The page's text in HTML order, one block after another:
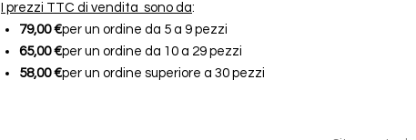
I prezzi TTC di vendita sono da:
79,00 €per un ordine da 5 a 9 pezzi
65,00 €per un ordine da 10 a 29 pezzi
58,00 €per un ordine superiore a 30 pezzi